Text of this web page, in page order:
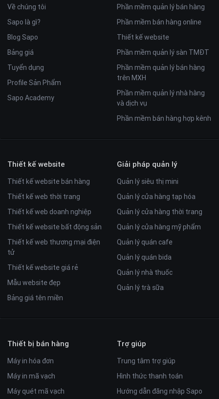
Về chúng tôi
Sapo là gì?
Blog Sapo
Bảng giá
Tuyển dụng
Profile Sản Phẩm
Sapo Academy
Phần mềm quản lý bán hàng
Phần mềm bán hàng online
Thiết kế website
Phần mềm quản lý sàn TMĐT
Phần mềm quản lý bán hàng
trên MXH
Phần mềm quản lý nhà hàng
và dịch vụ
Phần mềm bán hàng hợp kênh
Thiết kế website
Thiết kế website bán hàng
Thiết kế web thời trang
Thiết kế web doanh nghiệp
Thiết kế website bất động sản
Thiết kế web thương mại điện
tử
Thiết kế website giá rẻ
Mẫu website đẹp
Bảng giá tên miền
Giải pháp quản lý
Quản lý siêu thị mini
Quản lý cửa hàng tạp hóa
Quản lý cửa hàng thời trang
Quản lý cửa hàng mỹ phẩm
Quản lý quán cafe
Quản lý quán bida
Quản lý nhà thuốc
Quản lý trà sữa
Thiết bị bán hàng
Máy in hóa đơn
Máy in mã vạch
Máy quét mã vạch
Trợ giúp
Trung tâm trợ giúp
Hình thức thanh toán
Hướng dẫn đăng nhập Sapo